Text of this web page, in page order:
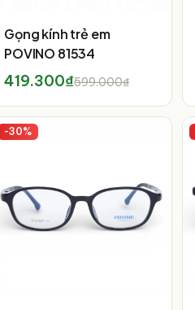
Gọng kính trẻ em
POVINO 81534
419.300₫599.000₫
-30%